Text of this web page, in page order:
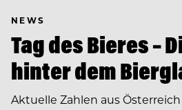
NEWS
Tag des Bieres –
hinter dem
Aktuelle Zahlen aus